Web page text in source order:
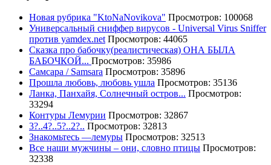
Новая рубрика "KtoNaNovikova" Просмотров: 100068
Универсальный сниффер вирусов - Universal Virus Sniffer
против yamdex.net Просмотров: 44065
Сказка про бабочку(реалистическая) ОНА БЫЛА
БАБОЧКОЙ... Просмотров: 35986
Самсара / Samsara Просмотров: 35896
Прошла любовь, любовь ушла Просмотров: 35136
Ланка, Панхайя, Солнечный остров... Просмотров:
33294
Контуры Лемурии Просмотров: 32867
3?..4?..5?..2?.. Просмотров: 32813
Знакомьтесь —лемуры Просмотров: 32513
Все наши мужчины – они, словно птицы Просмотров:
32338